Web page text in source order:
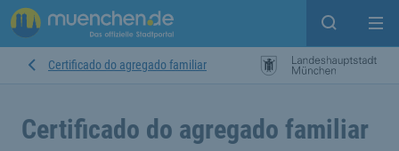
Open
Certificado do agregado familiar
Certificado do agregado familiar